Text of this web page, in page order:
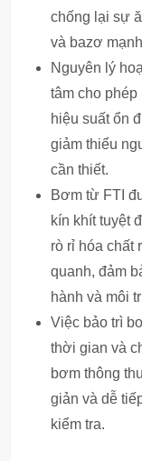
chống lại sự
và bazơ
Nguyên lý
tâm cho
hiệu suất ổn
giảm thiểu
cần thiết.
Bơm từ FTI
kín khít tuyệt
rò rỉ hóa chất
quanh, đảm
hành và môi
Việc bảo trì
thời gian và
bơm thông
giản và dễ
kiểm tra.